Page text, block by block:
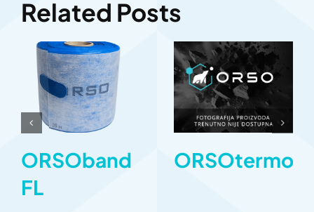
Related Posts
ORSOband
FL